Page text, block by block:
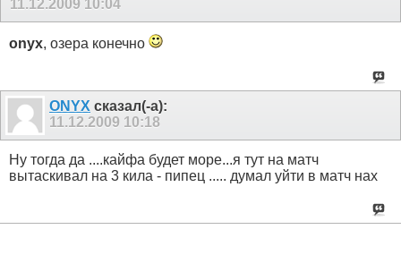
11.12.2009 10:04
onyx, озера конечно
ONYX сказал(-а):
11.12.2009 10:18
Ну тогда да ....кайфа будет море...я тут на матч
вытаскивал на 3 кила - пипец ..... думал уйти в матч нах